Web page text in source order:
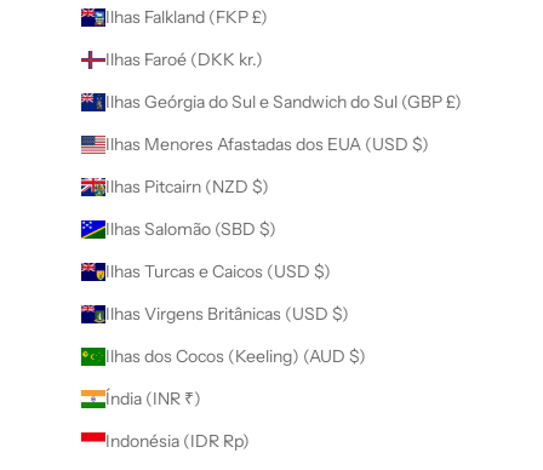
Ilhas Falkland (FKP £)
Ilhas Faroé (DKK kr.)
Ilhas Geórgia do Sul e Sandwich do Sul (GBP £)
Ilhas Menores Afastadas dos EUA (USD $)
Ilhas Pitcairn (NZD $)
Ilhas Salomão (SBD $)
Ilhas Turcas e Caicos (USD $)
Ilhas Virgens Britânicas (USD $)
Ilhas dos Cocos (Keeling) (AUD $)
Índia (INR ₹)
Indonésia (IDR Rp)